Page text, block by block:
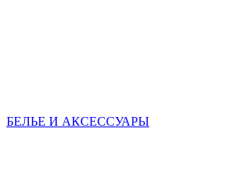
БЕЛЬЕ И АКСЕССУАРЫ